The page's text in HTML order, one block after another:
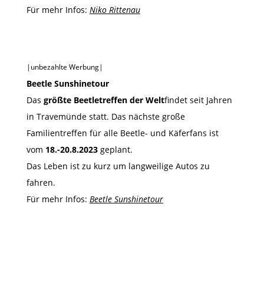
Für mehr Infos: Niko Rittenau
|unbezahlte Werbung|
Beetle Sunshinetour
Das größte Beetletreffen der Weltfindet seit Jahren
in Travemünde statt. Das nächste große
Familientreffen für alle Beetle- und Käferfans ist
vom 18.-20.8.2023geplant.
Das Leben ist zu kurz um langweilige Autos zu
fahren.
Für mehr Infos: Beetle Sunshinetour